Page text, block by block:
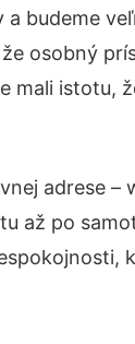
budeme
osobný
mali istotu,
adrese –
až po